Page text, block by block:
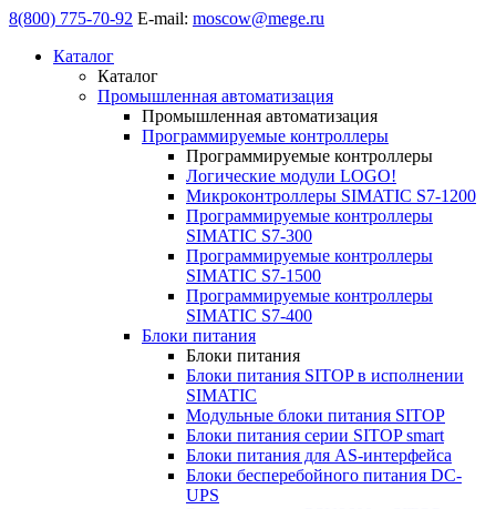
8(800) 775-70-92 E-mail: moscow@mege.ru
Каталог
Каталог
Промышленная автоматизация
Промышленная автоматизация
Программируемые контроллеры
Программируемые контроллеры
Логические модули LOGO!
Микроконтроллеры SIMATIC S7-1200
Программируемые контроллеры
SIMATIC S7-300
Программируемые контроллеры
SIMATIC S7-1500
Программируемые контроллеры
SIMATIC S7-400
Блоки питания
Блоки питания
Блоки питания SITOP в исполнении
SIMATIC
Модульные блоки питания SITOP
Блоки питания серии SITOP smart
Блоки питания для AS-интерфейса
Блоки бесперебойного питания DC-
UPS